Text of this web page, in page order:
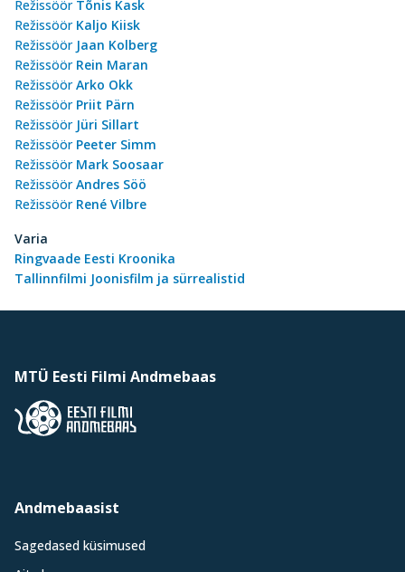
Režissöör Tõnis Kask
Režissöör Kaljo Kiisk
Režissöör Jaan Kolberg
Režissöör Rein Maran
RežissöörArko Okk
Režissöör Priit Pärn
Režissöör Jüri Sillart
Režissöör Peeter Simm
Režissöör Mark Soosaar
RežissöörAndres Söö
Režissöör René Vilbre
Varia
Ringvaade Eesti Kroonika
Tallinnfilmi Joonisfilm ja sürrealistid
MTÜ Eesti Filmi Andmebaas
Andmebaasist
Sagedased küsimused